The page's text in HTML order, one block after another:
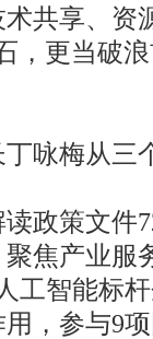
共享、资
，更当破
咏梅从三
政策文件
焦产业服
工智能标
，参与9